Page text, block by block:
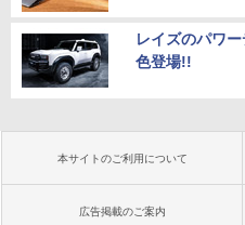
レイズのパワ
色登場!!
本サイトのご利用について
広告掲載のご案内